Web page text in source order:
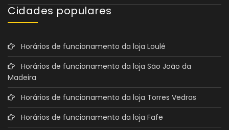
Cidades populares
Horários de funcionamento da loja Loulé
Horários de funcionamento da loja São João da
Madeira
Horários de funcionamento da loja Torres Vedras
Horários de funcionamento da loja Fafe